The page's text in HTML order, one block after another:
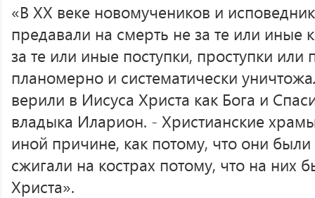
«В ХХ веке новомучеников и
предавали на смерть не за те или иные
за те или иные поступки, проступки или
планомерно и систематически
верили в Иисуса Христа как Бога и
владыка Иларион. - Христианские
иной причине, как потому, что они
сжигали на кострах потому, что на них
Христа».